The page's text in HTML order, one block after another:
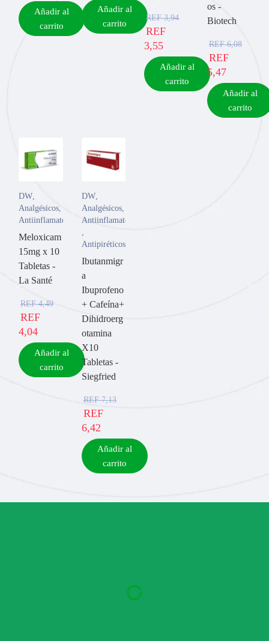
Añadir al
carrito
Añadir al
carrito
REF3,94
REF
3,55
Añadir al
carrito
os -
Biotech
REF6,08
REF
5,47
Añadir al
carrito
DW,
Analgésicos,
Antiinflamatorios
Meloxicam
15mg x 10
Tabletas -
La Santé
REF4,49
REF
4,04
Añadir al
carrito
DW,
Analgésicos,
Antiinflamatorios
,
Antipiréticos
Ibutanmigr
a
Ibuprofeno
+ Cafeína+
Dihidroerg
otamina
X10
Tabletas -
Siegfried
REF7,13
REF
6,42
Añadir al
carrito